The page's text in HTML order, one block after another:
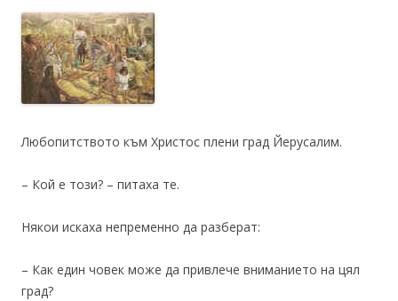
Любопитството към Христос плени град Йерусалим.
– Кой е този? – питаха те.
Някои искаха непременно да разберат:
– Как един човек може да привлече вниманието на цял
град?